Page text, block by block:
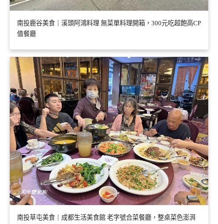
南投鹿谷美食｜溪頭阿鴻料理 無菜單料理開箱，300元吃超飽高CP
值餐廳
南投草屯美食｜成都生活美食館 老字號合菜餐廳，整桌菜色澎湃